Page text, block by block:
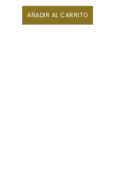
AÑADIR AL CARRITO